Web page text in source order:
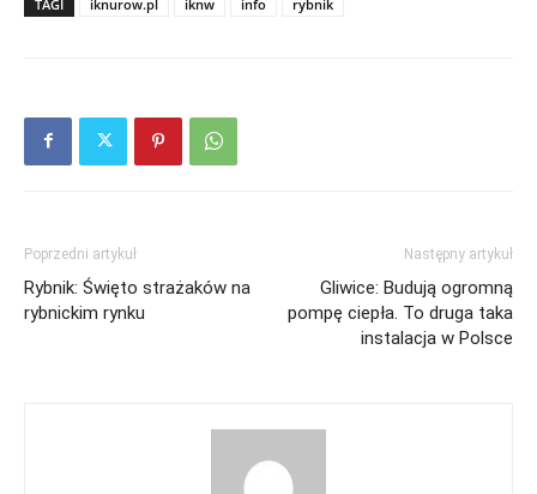
TAGI iknurow.pl iknw info rybnik
Poprzedni artykuł
Rybnik: Święto strażaków na
rybnickim rynku
Następny artykuł
Gliwice: Budują ogromną
pompę ciepła. To druga taka
instalacja w Polsce